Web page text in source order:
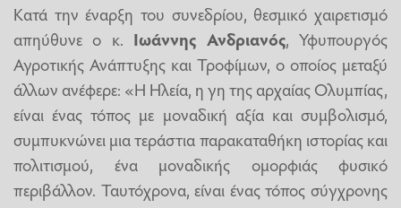
Κατά την έναρξη του συνεδρίου, θεσμικό χαιρετισμό
απηύθυνε ο κ. Ιωάννης Ανδριανός, Υφυπουργός
Αγροτικής Ανάπτυξης και Τροφίμων, ο οποίος μεταξύ
άλλων ανέφερε: «Η Ηλεία, η γη της αρχαίας Ολυμπίας,
είναι ένας τόπος με μοναδική αξία και συμβολισμό,
συμπυκνώνει μια τεράστια παρακαταθήκη ιστορίας και
πολιτισμού, ένα μοναδικής ομορφιάς φυσικό
περιβάλλον. Ταυτόχρονα, είναι ένας τόπος σύγχρονης